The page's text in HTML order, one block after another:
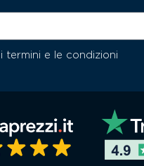
termini e le condizioni